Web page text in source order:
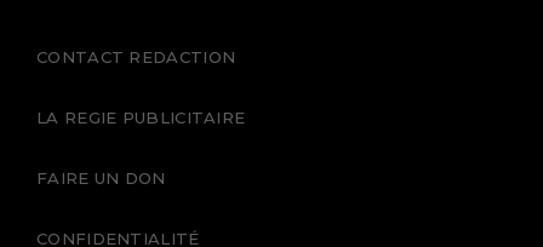
CONTACT REDACTION
LA REGIE PUBLICITAIRE
FAIRE UN DON
CONFIDENTIALITÉ